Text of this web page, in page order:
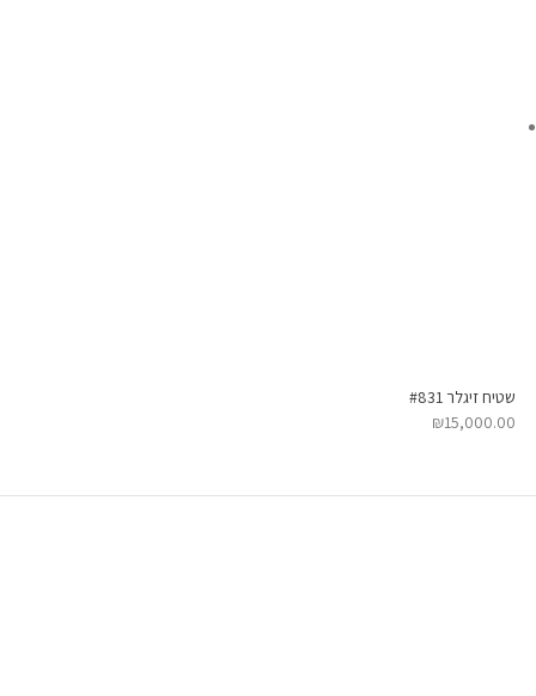
שטיח זיגלר #831
₪15,000.00